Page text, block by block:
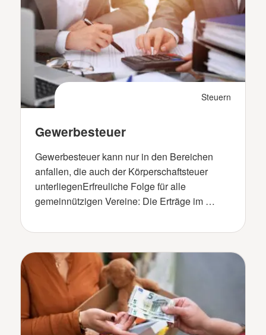
Steuern
Gewerbesteuer
Gewerbesteuer kann nur in den Bereichen
anfallen, die auch der Körperschaftsteuer
unterliegenErfreuliche Folge für alle
gemeinnützigen Vereine: Die Erträge im …